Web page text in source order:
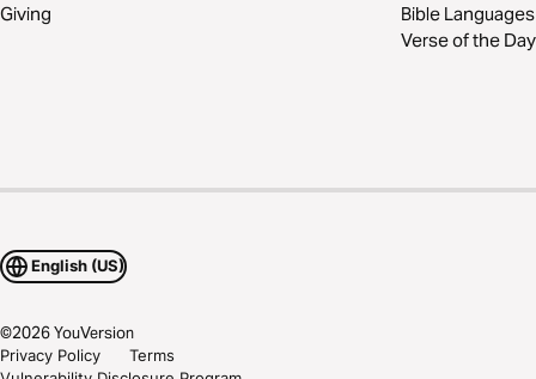
Giving
Bible Languages
Verse of the Day
English (US)
©2026YouVersion
Privacy Policy
Terms